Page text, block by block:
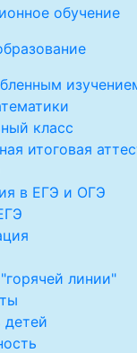
обучение
класс
итоговая
в ЕГЭ и ОГЭ
линии"
детей